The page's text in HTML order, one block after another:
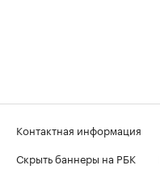
Контактная информация
Скрыть баннеры на РБК